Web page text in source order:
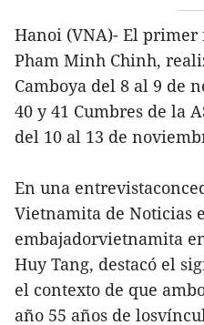
Hanoi (VNA)- El
Pham Minh Chinh,
Camboya del 8 al 9 de
40 y 41 Cumbres de la
del 10 al 13 de
En una
Vietnamita de Noticias
embajadorvietnamita
Huy Tang, destacó el
el contexto de que
año 55 años de